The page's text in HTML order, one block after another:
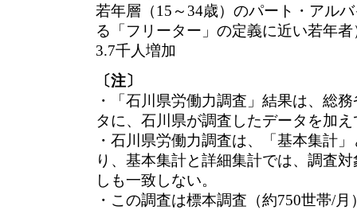
若年層（15～34歳）のパート・アル
る「フリーター」の定義に近い若年
3.7千人増加
〔注〕
・「石川県労働力調査」結果は、総
タに、石川県が調査したデータを加
・石川県労働力調査は、「基本集計
り、基本集計と詳細集計では、調査
しも一致しない。
・この調査は標本調査（約750世帯/